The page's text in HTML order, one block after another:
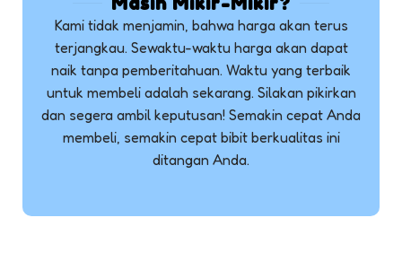
Kami tidak menjamin, bahwa harga akan terus
terjangkau. Sewaktu-waktu harga akan dapat
naik tanpa pemberitahuan. Waktu yang terbaik
untuk membeli adalah sekarang. Silakan pikirkan
dan segera ambil keputusan! Semakin cepat Anda
membeli, semakin cepat bibit berkualitas ini
ditangan Anda.